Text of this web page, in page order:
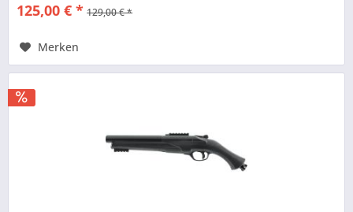
125,00 € * 129,00 € *
Merken